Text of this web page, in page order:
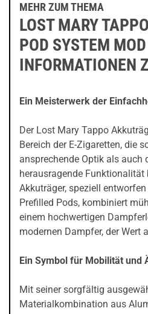
MEHR ZUM THEMA
LOST MARY
POD SYSTEM
INFORMATIONEN
Ein Meisterwerk der
Der Lost Mary Tappo
Bereich der E-Zigaretten, die
ansprechende Optik als auch
herausragende Funktionalität
Akkuträger, speziell
Prefilled Pods, kombiniert
einem hochwertigen
modernen Dampfer, der Wert
Ein Symbol für Mobilität und
Mit seiner sorgfältig
Materialkombination aus